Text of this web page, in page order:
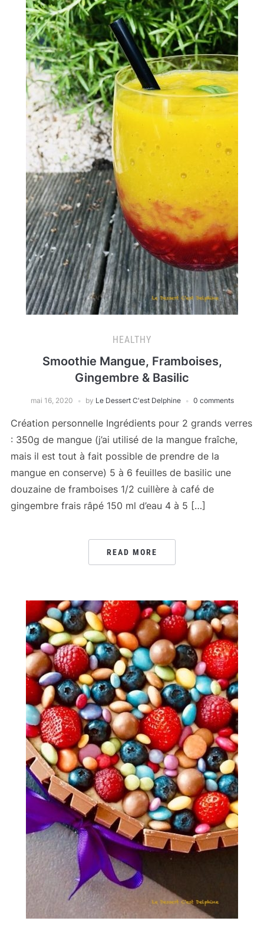
HEALTHY
Smoothie Mangue, Framboises,
Gingembre & Basilic
mai 16, 2020 by Le Dessert C'est Delphine 0 comments
Création personnelle Ingrédients pour 2 grands verres
: 350g de mangue (j’ai utilisé de la mangue fraîche,
mais il est tout à fait possible de prendre de la
mangue en conserve) 5 à 6 feuilles de basilic une
douzaine de framboises 1/2 cuillère à café de
gingembre frais râpé 150 ml d’eau 4 à 5 […]
READ MORE